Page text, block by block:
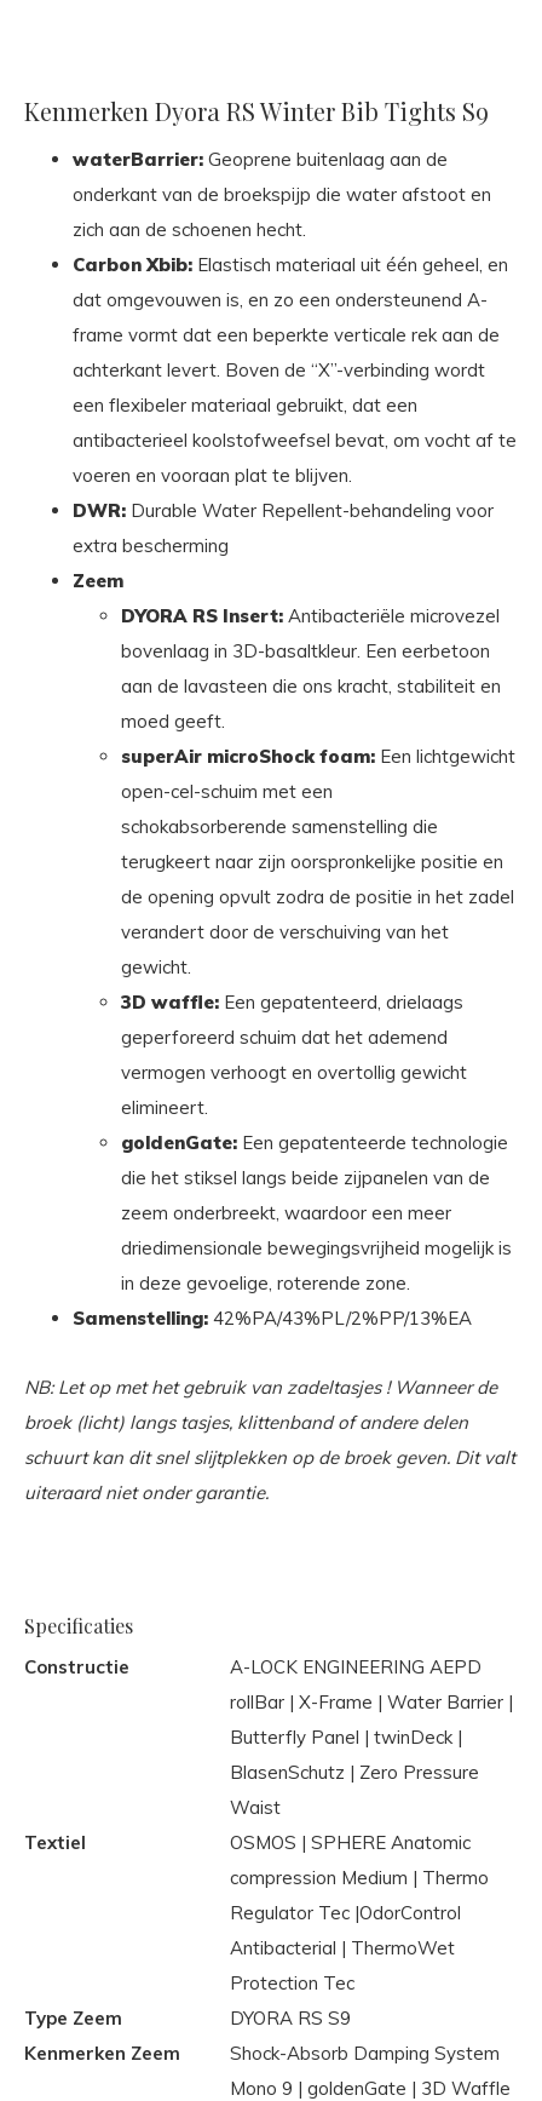
Kenmerken Dyora RS Winter Bib Tights S9
waterBarrier: Geoprene buitenlaag aan de
onderkant van de broekspijp die water afstoot en
zich aan de schoenen hecht.
Carbon Xbib: Elastisch materiaal uit één geheel, en
dat omgevouwen is, en zo een ondersteunend A-
frame vormt dat een beperkte verticale rek aan de
achterkant levert. Boven de “X”-verbinding wordt
een flexibeler materiaal gebruikt, dat een
antibacterieel koolstofweefsel bevat, om vocht af te
voeren en vooraan plat te blijven.
DWR: Durable Water Repellent-behandeling voor
extra bescherming
Zeem
DYORA RS Insert: Antibacteriële microvezel
bovenlaag in 3D-basaltkleur. Een eerbetoon
aan de lavasteen die ons kracht, stabiliteit en
moed geeft.
superAir microShock foam: Een lichtgewicht
open-cel-schuim met een
schokabsorberende samenstelling die
terugkeert naar zijn oorspronkelijke positie en
de opening opvult zodra de positie in het zadel
verandert door de verschuiving van het
gewicht.
3D waffle: Een gepatenteerd, drielaags
geperforeerd schuim dat het ademend
vermogen verhoogt en overtollig gewicht
elimineert.
goldenGate: Een gepatenteerde technologie
die het stiksel langs beide zijpanelen van de
zeem onderbreekt, waardoor een meer
driedimensionale bewegingsvrijheid mogelijk is
in deze gevoelige, roterende zone.
Samenstelling: 42%PA/43%PL/2%PP/13%EA
NB: Let op met het gebruik van zadeltasjes ! Wanneer de
broek (licht) langs tasjes, klittenband of andere delen
schuurt kan dit snel slijtplekken op de broek geven. Dit valt
uiteraard niet onder garantie.
Specificaties
Constructie
A-LOCK ENGINEERING AEPD
rollBar | X-Frame | Water Barrier |
Butterfly Panel | twinDeck |
BlasenSchutz | Zero Pressure
Waist
Textiel
OSMOS | SPHERE Anatomic
compression Medium | Thermo
Regulator Tec |OdorControl
Antibacterial | ThermoWet
Protection Tec
Type Zeem
DYORA RS S9
Kenmerken Zeem
Shock-Absorb Damping System
Mono 9 | goldenGate | 3D Waffle